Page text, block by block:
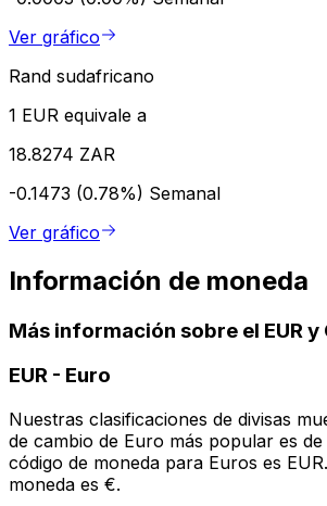
Ver gráfico
Rand sudafricano
1 EUR equivale a
18.8274 ZAR
-0.1473 (0.78%) Semanal
Ver gráfico
Información de moneda
Más información sobre el EUR y
EUR - Euro
Nuestras clasificaciones de divisas
de cambio de Euro más popular es de
código de moneda para Euros es
moneda es €.